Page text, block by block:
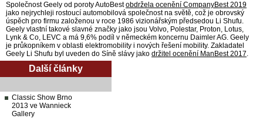
Společnost Geely od poroty AutoBestobdržela ocenění CompanyBest 2019
jako nejrychleji rostoucí automobilová společnost na světě, což je obrovský
úspěch pro firmu založenou v roce 1986 vizionářským předsedou Li Shufu.
Geely vlastní takové slavné značky jako jsou Volvo, Polestar, Proton, Lotus,
Lynk & Co, LEVC a má 9,6% podíl v německém koncernu Daimler AG. Geely
je průkopníkem v oblasti elektromobility i nových řešení mobility. Zakladatel
Geely Li Shufu byl uveden do Síně slávy jako držitel ocenění ManBest 2017.
Další články
Classic Show Brno
2013 ve Wannieck
Gallery